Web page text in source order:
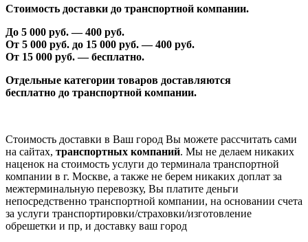
Стоимость доставки до транспортной компании.
До 5 000 руб. —400 руб.
От 5 000 руб. до 15 000 руб. —400 руб.
От 15 000 руб. — бесплатно.
Отдельные категории товаров доставляются
бесплатно до транспортной компании.
Стоимость доставки в Ваш город Вы можете рассчитать сами
на сайтах, транспортных компаний. Мы не делаем никаких
наценок на стоимость услуги до терминала транспортной
компании в г. Москве, а также не берем никаких доплат за
межтерминальную перевозку, Вы платите деньги
непосредственно транспортной компании, на основании счета
за услуги транспортировки/страховки/изготовление
обрешетки и пр, и доставку ваш город